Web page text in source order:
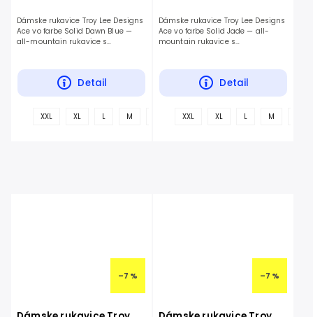
Detail
Dámske rukavice Troy Lee Designs
Ace vo farbe Solid Dawn Blue —
all-mountain rukavice s
XXL XL L M
ďalšie
Detail
Dámske rukavice Troy Lee Designs
Ace vo farbe Solid Jade — all-
mountain rukavice s
XXL XL L M
–7 % –7 %